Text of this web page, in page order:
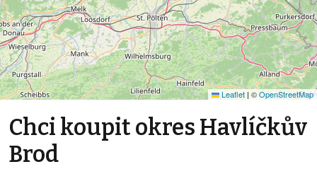
Leaflet | ©OpenStreetMap
Chci koupit okres Havlíčkův
Brod